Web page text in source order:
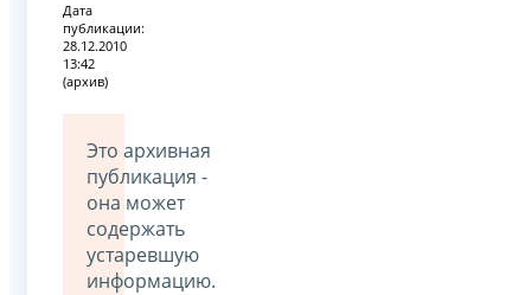
Дата
публикации:
28.12.2010
13:42
(архив)
Это архивная
публикация -
она может
содержать
устаревшую
информацию.